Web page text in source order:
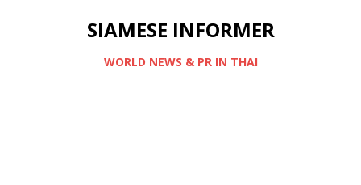
SIAMESE INFORMER
WORLD NEWS & PR IN THAI